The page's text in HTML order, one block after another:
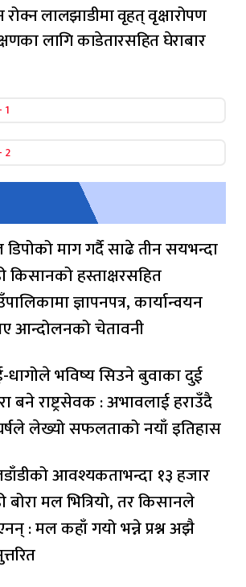
लालझाडीमा वृहत् वृक्षारोपण
लागि काडेतारसहित घेराबार
माग गर्दै साढे तीन सयभन्दा
किसानको हस्ताक्षरसहित
ज्ञापनपत्र, कार्यान्वयन
आन्दोलनको चेतावनी
भविष्य सिउने बुवाका दुई
बने राष्ट्रसेवक : अभावलाई हराउँदै
लेख्यो सफलताको नयाँ इतिहास
आवश्यकताभन्दा १३ हजार
बोरा मल भित्रियो, तर किसानले
: मल कहाँ गयो भन्ने प्रश्न अझै